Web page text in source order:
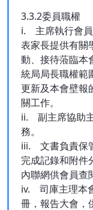
3.3.2委員職權
i. 主席執行會員
表家長提供有關
動、接待蒞臨本
統局局長職權範
更新及本會壁報
關工作。
ii. 副主席協助
務。
iii. 文書負責保
完成記錄和附件
內聯網供會員查
iv. 司庫主理本
冊，報告大會，